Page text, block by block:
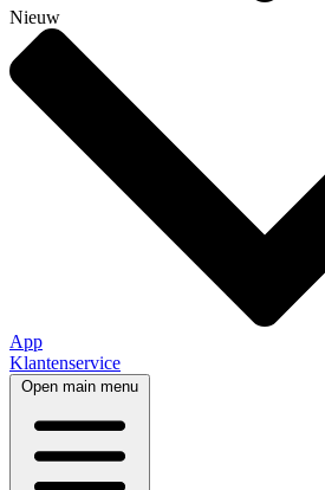
Nieuw
App
Klantenservice
Open main menu